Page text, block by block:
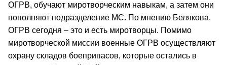
ОГРВ, обучают миротворческим навыкам, а затем они
пополняют подразделение МС. По мнению Белякова,
ОГРВ сегодня – это и есть миротворцы. Помимо
миротворческой миссии военные ОГРВ осуществляют
охрану складов боеприпасов, которые остались в